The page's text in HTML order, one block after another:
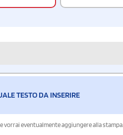
TESTO DA INSERIRE
vorrai eventualmente aggiungere alla stampa.